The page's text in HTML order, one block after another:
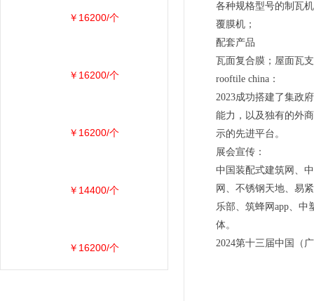
各种规格型号的制瓦
覆膜机；
配套产品
瓦面复合膜；屋面瓦
rooftile china：
2023成功搭建了集政
能力，以及独有的外
示的先进平台。
展会宣传：
中国装配式建筑网、
网、不锈钢天地、易
乐部、筑蜂网app、中
体。
2024第十三届中国（
￥16200/个
￥16200/个
￥16200/个
￥14400/个
￥16200/个